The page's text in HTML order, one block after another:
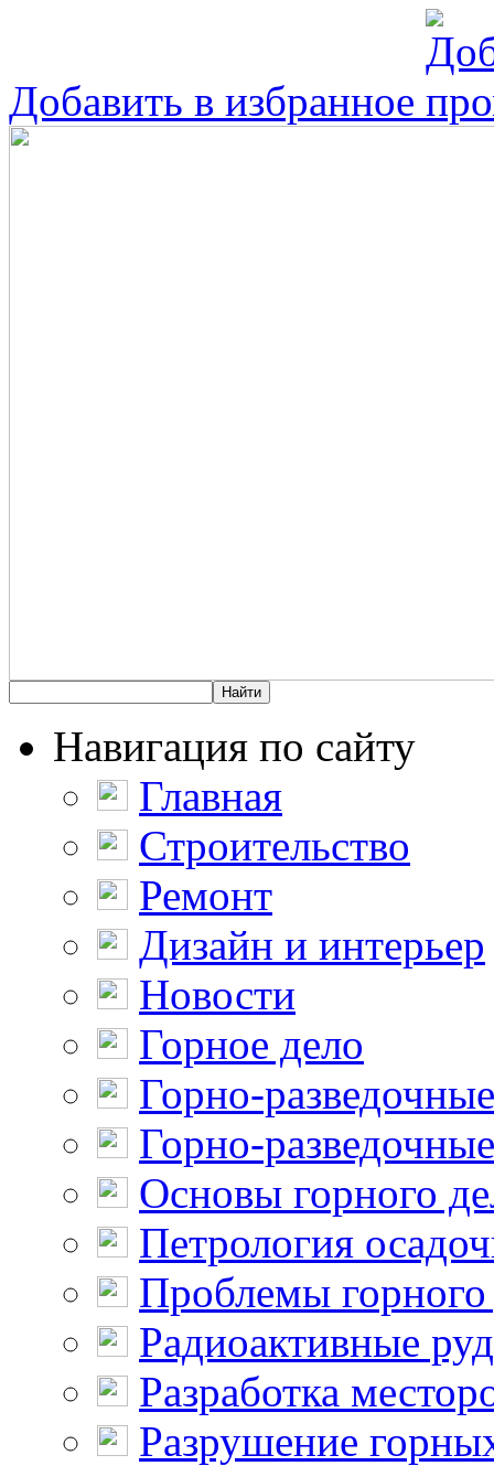
Добавить в избранное
Навигация по сайту
Главная
Строительство
Ремонт
Дизайн и интерьер
Новости
Горное дело
Горно-
Горно-
Основы горного
Петрология
Проблемы горного
Радиоактивные
Разработка
Разрушение